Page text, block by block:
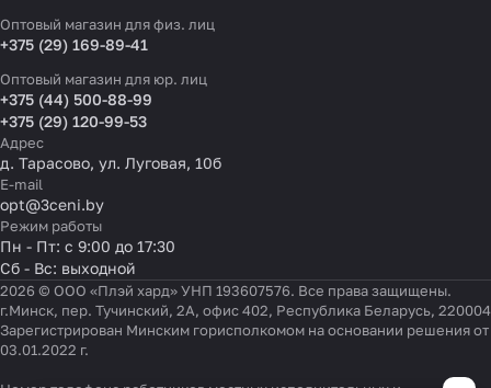
Оптовый магазин для физ. лиц
+375 (29) 169-89-41
Оптовый магазин для юр. лиц
+375 (44) 500-88-99
+375 (29) 120-99-53
Адрес
д. Тарасово, ул. Луговая, 10б
E-mail
opt@3ceni.by
Режим работы
Пн - Пт: с 9:00 до 17:30
Сб - Вс: выходной
2026 © ООО «Плэй хард» УНП 193607576. Все права защищены.
г.Минск, пер. Тучинский, 2А, офис 402, Республика Беларусь, 220004
Зарегистрирован Минским горисполкомом на основании решения от
03.01.2022 г.